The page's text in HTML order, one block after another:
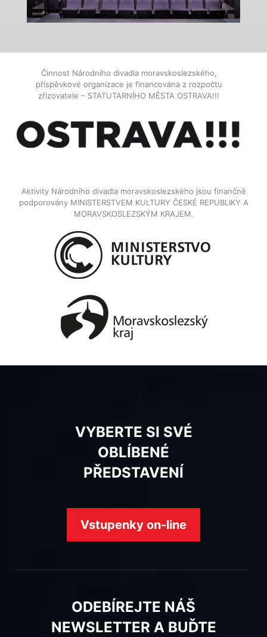
Činnost Národního divadla moravskoslezského,
příspěvkové organizace je financována z rozpočtu
zřizovatele – STATUTARNÍHO MĚSTA OSTRAVA!!!
Aktivity Národního divadla moravskoslezského jsou finančně
podporovány MINISTERSTVEM KULTURY ČESKÉ REPUBLIKY A
MORAVSKOSLEZSKÝM KRAJEM.
VYBERTE SI SVÉ
OBLÍBENÉ
PŘEDSTAVENÍ
Vstupenky on-line
ODEBÍREJTE NÁŠ
NEWSLETTER A BUĎTE